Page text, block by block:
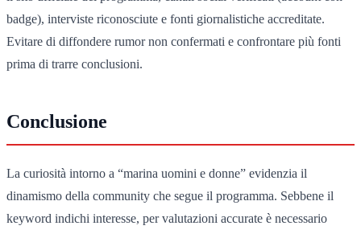
badge), interviste riconosciute e fonti giornalistiche accreditate.
Evitare di diffondere rumor non confermati e confrontare più fonti
prima di trarre conclusioni.
Conclusione
La curiosità intorno a “marina uomini e donne” evidenzia il
dinamismo della community che segue il programma. Sebbene il
keyword indichi interesse, per valutazioni accurate è necessario